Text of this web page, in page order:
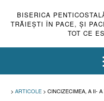
BISERICA
TRĂIEŞTI ÎN PACE, ŞI
TOT CE
> ARTICOLE > CINCIZECIMEA, A II- A